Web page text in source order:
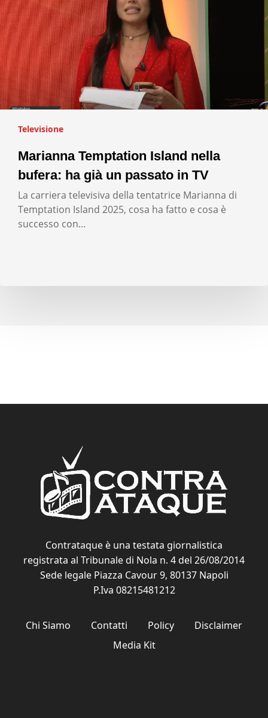
Televisione
Marianna Temptation Island nella
bufera: ha già un passato in TV
La carriera televisiva della tentatrice Marianna di
Temptation Island 2025, cosa ha fatto e cosa è
successo con…
Contrataque è una testata giornalistica
registrata al Tribunale di Nola n. 4 del 26/08/2014
Sede legale Piazza Cavour 9, 80137 Napoli
P.Iva 08215481212
Chi Siamo Contatti Policy
Disclaimer
Media Kit